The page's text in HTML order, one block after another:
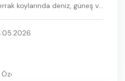
koylarında deniz, güneş ve
olanaklarıyla uygun fiyatlı
Bodrum Turları